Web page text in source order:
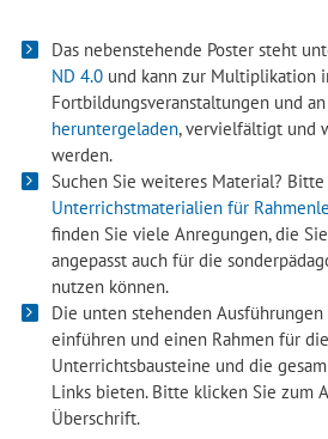
Das nebenstehende Poster steht
ND 4.0 und kann zur Multiplikation
Fortbildungsveranstaltungen und
heruntergeladen, vervielfältigt und
werden.
Suchen Sie weiteres Material?
Unterrichstmaterialien für
finden Sie viele Anregungen, die
angepasst auch für die
nutzen können.
Die unten stehenden
einführen und einen Rahmen für
Unterrichtsbausteine und die
Links bieten. Bitte klicken Sie zum
Überschrift.